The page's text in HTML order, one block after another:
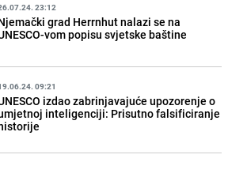
23:12
grad Herrnhut nalazi se na
vom popisu svjetske baštine
09:21
izdao zabrinjavajuće upozorenje o
inteligenciji: Prisutno falsificiranje